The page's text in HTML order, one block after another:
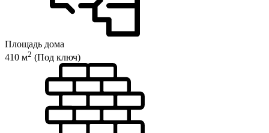
Площадь дома
410 м2 (Под ключ)